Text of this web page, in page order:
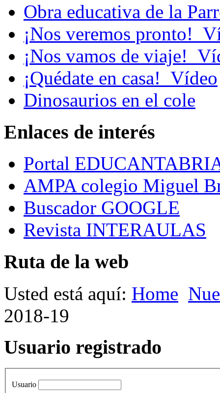
Obra educativa de la
¡Nos veremos
¡Nos vamos de
¡Quédate en casa!_Vídeo
Dinosaurios en el cole
Enlaces de interés
Portal
AMPA colegio Miguel
Buscador GOOGLE
Revista INTERAULAS
Ruta de la web
Usted está aquí: Home
2018-19
Usuario registrado
Usuario